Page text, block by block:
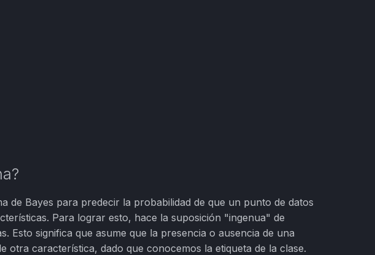
de Bayes para predecir la probabilidad de que un punto de datos
Para lograr esto, hace la suposición "ingenua" de
Esto significa que asume que la presencia o ausencia de una
otra característica, dado que conocemos la etiqueta de la clase.